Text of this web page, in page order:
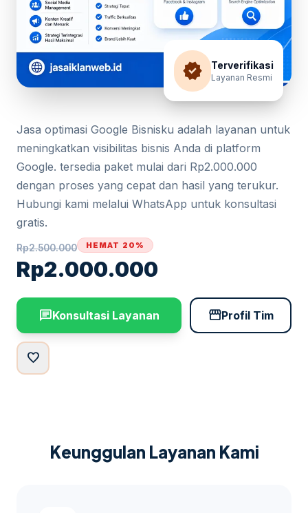
verified Terverifikasi
Layanan Resmi
Jasa optimasi Google Bisnisku adalah layanan untuk
meningkatkan visibilitas bisnis Anda di platform
Google. tersedia paket mulai dari Rp2.000.000
dengan proses yang cepat dan hasil yang terukur.
Hubungi kami melalui WhatsApp untuk konsultasi
gratis.
Rp2.500.000
Rp2.000.000
HEMAT 20%
chatKonsultasi Layanan storefrontProfil Tim
favorite
Keunggulan Layanan Kami